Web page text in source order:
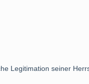
Legitimation seiner